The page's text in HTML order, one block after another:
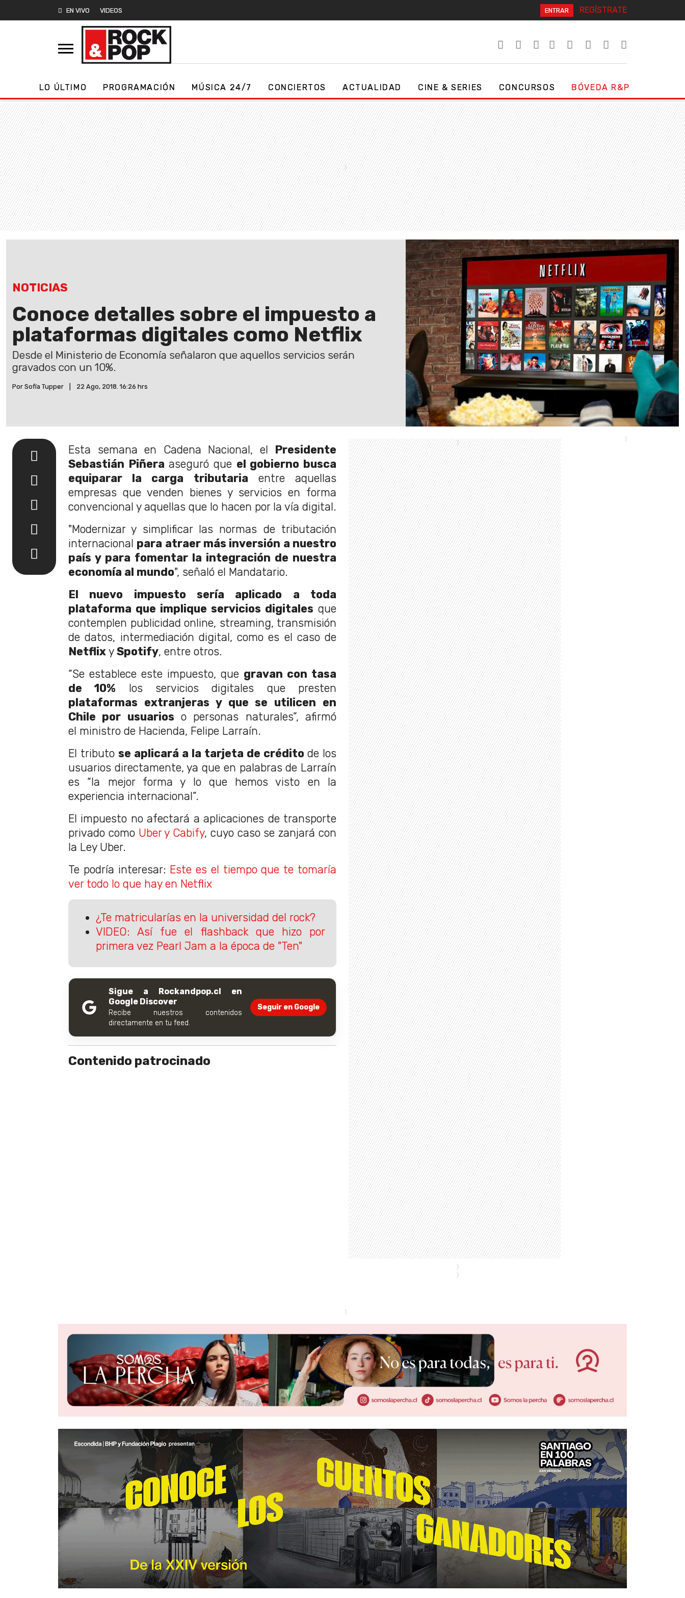
EN VIVO VIDEOS ENTRAR REGÍSTRATE
LO ÚLTIMO PROGRAMACIÓN MÚSICA 24/7 CONCIERTOS ACTUALIDAD CINE & SERIES CONCURSOS BÓVEDA R&P
NOTICIAS
Conoce detalles sobre el impuesto a
plataformas digitales como Netflix
Desde el Ministerio de Economía señalaron que aquellos servicios serán
gravados con un 10%.
Por Sofía Tupper 22 Ago, 2018. 16:26 hrs
Esta semana en Cadena Nacional, el
Presidente
Sebastián Piñera aseguró que el gobierno busca
equiparar la carga tributaria entre aquellas
empresas que venden bienes y servicios en forma
convencional y aquellas que lo hacen por la vía digital.
"Modernizar y simplificar las normas de tributación
internacional para atraer más inversión a nuestro
país y para fomentar la integración de nuestra
economía al mundo", señaló el Mandatario.
El nuevo impuesto sería aplicado a toda
plataforma que implique servicios digitales que
contemplen publicidad online, streaming, transmisión
de datos, intermediación digital, como es el caso de
Netflix y Spotify, entre otros.
“Se establece este impuesto, que gravan con tasa
de 10% los servicios digitales que presten
plataformas extranjeras y que se utilicen en
Chile por usuarios o personas naturales”, afirmó
el ministro de Hacienda, Felipe Larraín.
El tributo se aplicará a la tarjeta de crédito de los
usuarios directamente, ya que en palabras de Larraín
es “la mejor forma y lo que hemos visto en la
experiencia internacional”.
El impuesto no afectará a aplicaciones de transporte
privado como Uber y Cabify, cuyo caso se zanjará con
la Ley Uber.
Te podría interesar: Este es el tiempo que te tomaría
ver todo lo que hay en Netflix
¿Te matricularías en la universidad del rock?
VIDEO: Así fue el flashback que hizo por
primera vez Pearl Jam a la época de "Ten"
Sigue a Rockandpop.cl en
Google Discover
Recibe nuestros contenidos
directamente en tu feed.
Seguir en Google
Contenido patrocinado